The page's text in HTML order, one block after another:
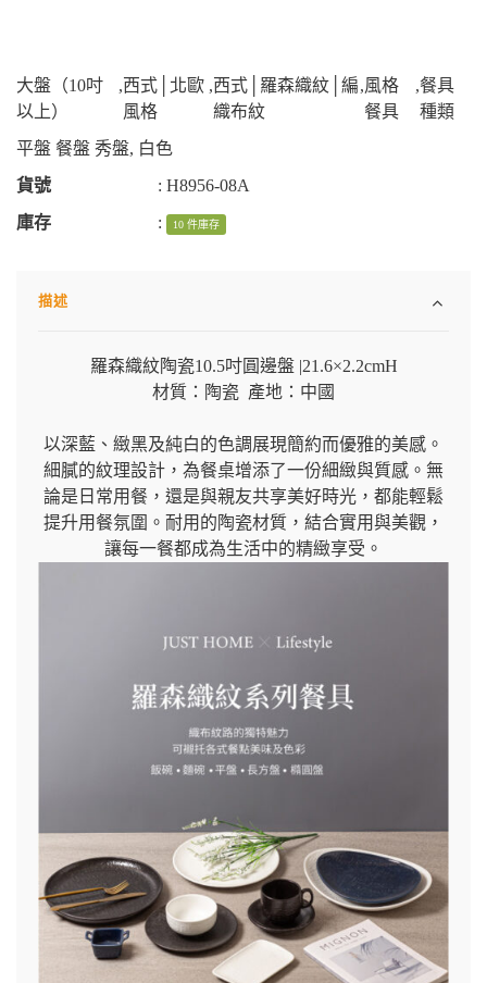
大盤（10吋
以上）
,西式│北歐
風格
,西式│羅森織紋│編
織布紋
,風格
餐具
,餐具
種類
平盤 餐盤 秀盤, 白色
貨號
: H8956-08A
庫存
: 10 件庫存
描述
羅森織紋陶瓷10.5吋圓邊盤 |21.6×2.2cmH
材質：陶瓷 產地：中國
以深藍、緻黑及純白的色調展現簡約而優雅的美感。
細膩的紋理設計，為餐桌增添了一份細緻與質感。無
論是日常用餐，還是與親友共享美好時光，都能輕鬆
提升用餐氛圍。耐用的陶瓷材質，結合實用與美觀，
讓每一餐都成為生活中的精緻享受。